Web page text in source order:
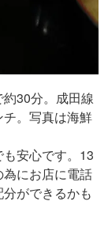
約30分。成田線
。写真は海鮮
安心です。13
にお店に電話
ができるかも